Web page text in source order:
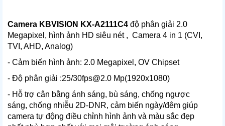
Camera KBVISION KX-A2111C4 độ phân giải 2.0
Megapixel, hình ảnh HD siêu nét , Camera 4 in 1 (CVI,
TVI, AHD, Analog)
- Cảm biến hình ảnh: 2.0 Megapixel, OV Chipset
- Độ phân giải :25/30fps@2.0 Mp(1920x1080)
- Hỗ trợ cân bằng ánh sáng, bù sáng, chống ngược
sáng, chống nhiễu 2D-DNR, cảm biến ngày/đêm giúp
camera tự động điều chỉnh hình ảnh và màu sắc đẹp